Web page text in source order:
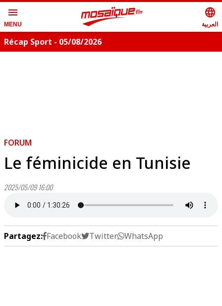
menu
MENU
language
العربية
Récap Sport - 05/08/2026
FORUM
Le féminicide en Tunisie
2025/05/09 16:00
Partagez: Facebook Twitter WhatsApp